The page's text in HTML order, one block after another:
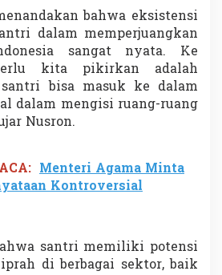
n
g
u
n
I
n
d
i
a
u
d
bahwa eksistensi
dalam memperjuangkan
sangat nyata. Ke
kita pikirkan adalah
bisa masuk ke dalam
dalam mengisi ruang-ruang
Nusron.
Menteri Agama Minta
Kontroversial
santri memiliki potensi
di berbagai sektor, baik